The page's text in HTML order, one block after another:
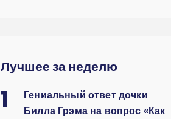
Лучшее за неделю
1
Гениальный ответ дочки
Билла Грэма на вопрос «Как